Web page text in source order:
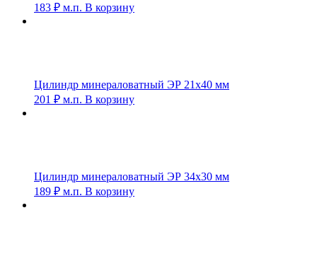
183 ₽ м.п. В корзину
Цилиндр минераловатный ЭР 21х40 мм
201 ₽ м.п. В корзину
Цилиндр минераловатный ЭР 34х30 мм
189 ₽ м.п. В корзину